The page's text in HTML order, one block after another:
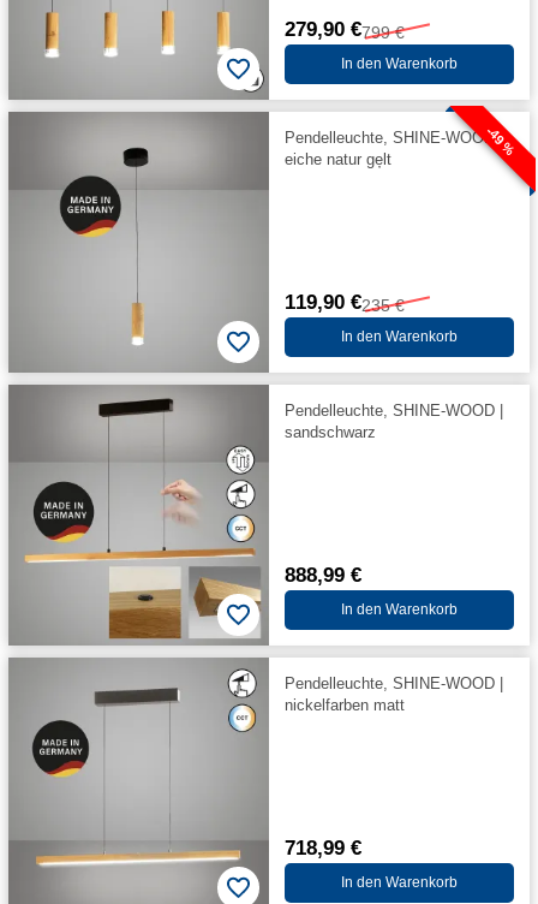
279,90 €799 €
In den Warenkorb
-49 %
Pendelleuchte, SHINE-WOOD |
eiche natur ge̦lt
119,90 €235 €
In den Warenkorb
Pendelleuchte, SHINE-WOOD |
sandschwarz
888,99 €
In den Warenkorb
Pendelleuchte, SHINE-WOOD |
nickelfarben matt
718,99 €
In den Warenkorb